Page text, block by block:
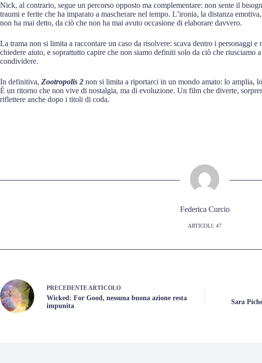
Nick, al contrario, segue un percorso opposto ma complementare: non sente il
traumi e ferite che ha imparato a mascherare nel tempo. L’ironia, la distanza
non ha mai detto, da ciò che non ha mai avuto occasione di elaborare davvero.
La trama non si limita a raccontare un caso da risolvere: scava dentro i personaggi e
chiedere aiuto, e soprattutto capire che non siamo definiti solo da ciò che riusciamo
condividere.
In definitiva, Zootropolis 2 non si limita a riportarci in un mondo amato: lo amplia,
È un ritorno che non vive di nostalgia, ma di evoluzione. Un film che diverte,
riflettere anche dopo i titoli di coda.
Federica Curcio
ARTICOLI: 47
PRECEDENTEARTICOLO
Wicked: For Good, nessuna buona azione resta
impunita
Sara